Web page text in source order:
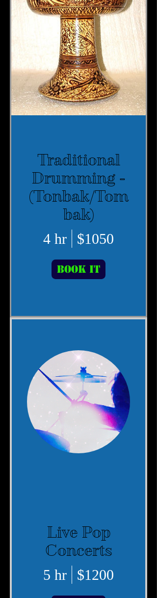
Traditional
Drumming -
(Tonbak/Tom
bak)
4 hr $1050
Book It
Live Pop
Concerts
5 hr $1200